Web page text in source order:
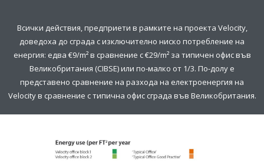
Всички действия, предприети в рамките на проекта Velocity,
доведоха до сграда с изключително ниско потребление на
енергия: едва €9/m² в сравнение с €29/m² за типичен офис във
Великобритания (CIBSE) или по-малко от 1/3. По-долу е
представено сравнение на разхода на електроенергия на
Velocity в сравнение с типична офис сграда във Великобритания.